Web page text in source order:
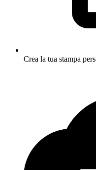
Crea la tua stampa